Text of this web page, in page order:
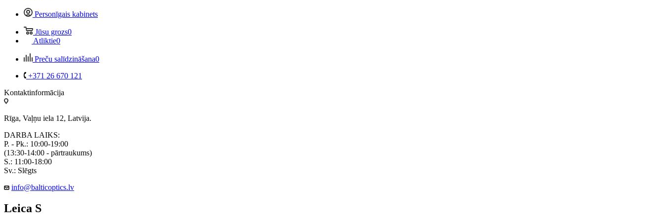
Personīgais kabinets
Jūsu grozs0
Atliktie0
Preču salīdzināšana0
+371 26 670 121
Kontaktinformācija
Rīga, Vaļņu iela 12, Latvija.
DARBA LAIKS:
P. - Pk.: 10:00-19:00
(13:30-14:00 - pārtraukums)
S.: 11:00-18:00
Sv.: Slēgts
info@balticoptics.lv
Leica S